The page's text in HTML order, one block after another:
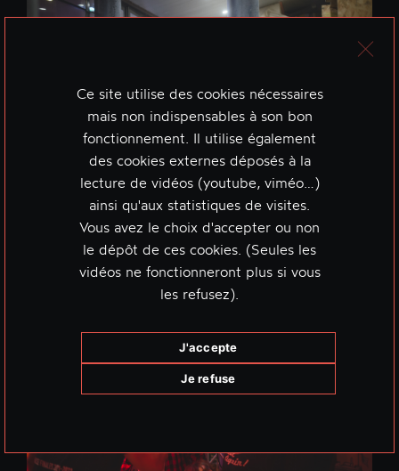
Ce site utilise des cookies nécessaires
mais non indispensables à son bon
fonctionnement. Il utilise également
des cookies externes déposés à la
lecture de vidéos (youtube, viméo…)
ainsi qu'aux statistiques de visites.
Vous avez le choix d'accepter ou non
le dépôt de ces cookies. (Seules les
vidéos ne fonctionneront plus si vous
les refusez).
J'accepte
Je refuse